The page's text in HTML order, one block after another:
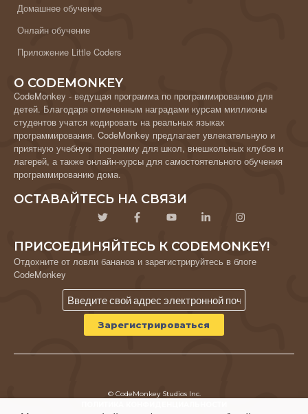
Домашнее обучение
Онлайн обучение
Приложение Little Coders
О CODEMONKEY
CodeMonkey - ведущая программа по программированию для
детей. Благодаря отмеченным наградами курсам миллионы
студентов учатся кодировать на реальных языках
программирования. CodeMonkey предлагает увлекательную и
приятную учебную программу для школ, внешкольных клубов и
лагерей, а также онлайн-курсы для самостоятельного обучения
программированию дома.
ОСТАВАЙТЕСЬ НА СВЯЗИ
ПРИСОЕДИНЯЙТЕСЬ К CODEMONKEY!
Отдохните от ловли бананов и зарегистрируйтесь в блоге
CodeMonkey
© CodeMonkey Studios Inc.